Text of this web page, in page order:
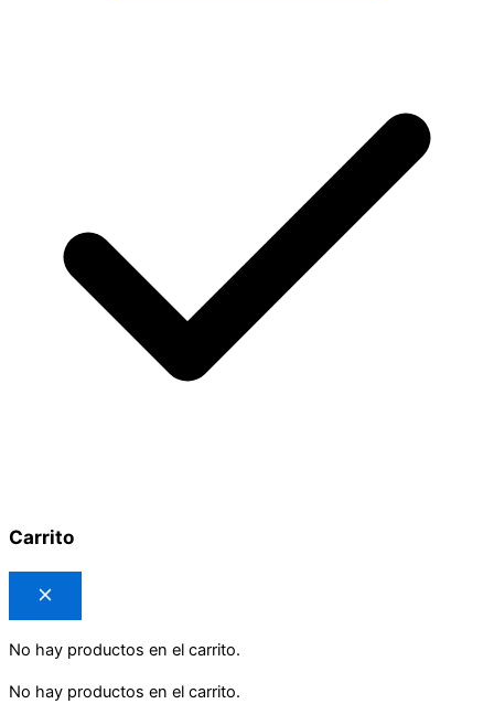
Carrito
No hay productos en el carrito.
No hay productos en el carrito.